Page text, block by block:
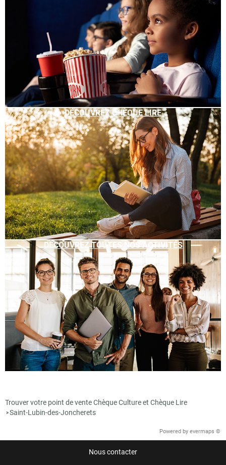
DÉCOUVREZ CHÈQUE LIRE
DÉCOUVREZ TOUTES NOS ACTIVITÉS
Trouver votre point de vente Chèque Culture et Chèque Lire
>Saint-Lubin-des-Joncherets
Powered by evermaps ©
Nous contacter